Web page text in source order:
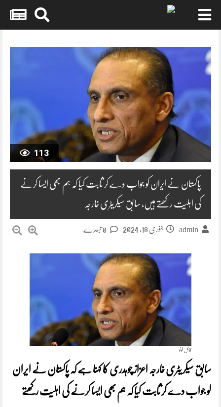
content
113
پاکستان نے ایران کو جواب دے کر ثابت کیا کہ ہم بھی ایسا کرنے
کی اہلیت رکھتے ہیں، سابق سیکریٹری خارجہ
admin جنوری 18, 2024
فائل فوٹو
سابق سیکریٹری خارجہ اعزاز چوہدری کا کہنا ہے کہ پاکستان نے ایران
کو جواب دے کر ثابت کیا کہ ہم بھی ایسا کرنے کی اہلیت رکھتے